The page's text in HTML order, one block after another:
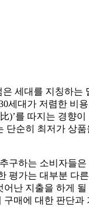
세대를 지칭하는
세대가 저렴한 비
)’를 따지는 경향
단순히 최저가 상
구하는 소비자들
평가는 대부분 다
난 지출을 하게 될
매에 대한 판단과